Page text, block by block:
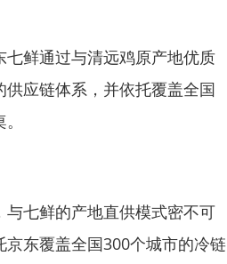
鲜通过与清远鸡原产地优质
应链体系，并依托覆盖全国
七鲜的产地直供模式密不可
东覆盖全国300个城市的冷链